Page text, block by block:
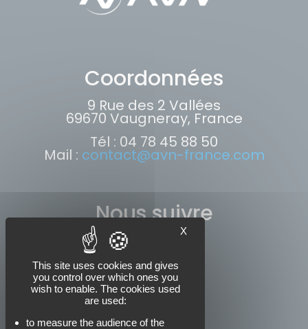
Coordonnées
9 Rue des 2 Vallées
69670 Vaugneray, France
Tél : 04 78 45 88 50
Mail : contact@avn-france.com
Nous suivre
X
This site uses cookies and gives
you control over which ones you
wish to enable. The cookies used
are used:
to measure the audience of the